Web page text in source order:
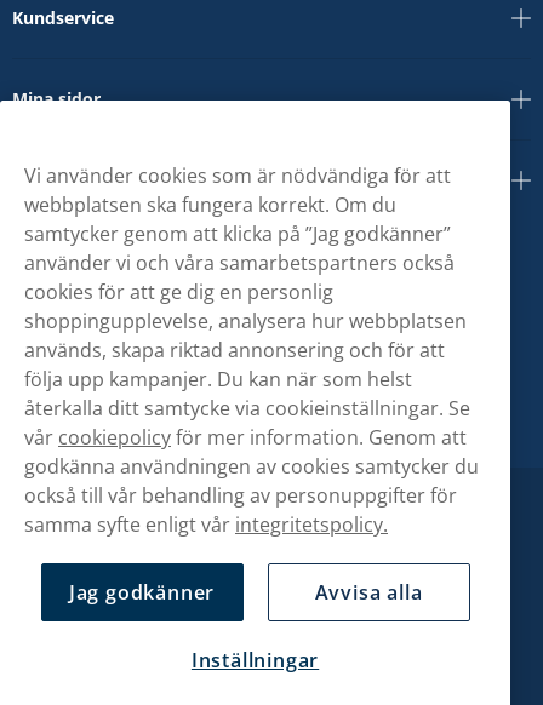
Kundservice
Mina sidor
Om oss
Vi använder cookies som är nödvändiga för att
webbplatsen ska fungera korrekt. Om du
samtycker genom att klicka på ”Jag godkänner”
använder vi och våra samarbetspartners också
cookies för att ge dig en personlig
shoppingupplevelse, analysera hur webbplatsen
används, skapa riktad annonsering och för att
följa upp kampanjer. Du kan när som helst
återkalla ditt samtycke via cookieinställningar. Se
vår cookiepolicyför mer information. Genom att
godkänna användningen av cookies samtycker du
också till vår behandling av personuppgifter för
samma syfte enligt vår integritetspolicy.
Jag godkänner Avvisa alla
Inställningar